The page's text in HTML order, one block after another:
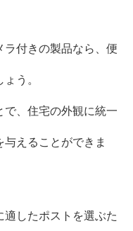
ラ付きの製品なら、便
う。
で、住宅の外観に統一
えることができま
適したポストを選ぶた